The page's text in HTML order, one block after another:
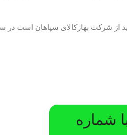
با طراحی جدید از شرکت بهارکالای سپاهان
شماره